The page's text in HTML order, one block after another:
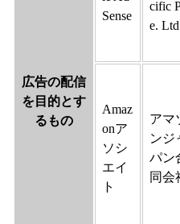
広告の配信
を目的とす
るもの
Sense
cific
e.
Amaz
onア
ソシ
エイ
ト
アマ
ンジ
パン
同会